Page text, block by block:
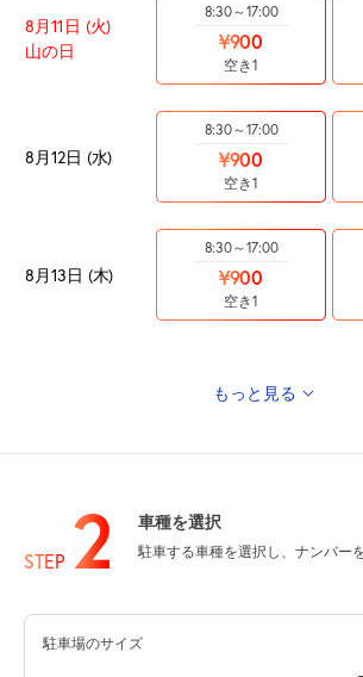
8月11日 (火)
山の日
8:30～17:00
¥900
空き1
8月12日 (水)
8:30～17:00
¥900
空き1
8月13日 (木)
8:30～17:00
¥900
空き1
8月15日 (土) 休
もっと見る
STEP 2 車種を選択
駐車する車種を選択し、ナンバー
駐車場のサイズ